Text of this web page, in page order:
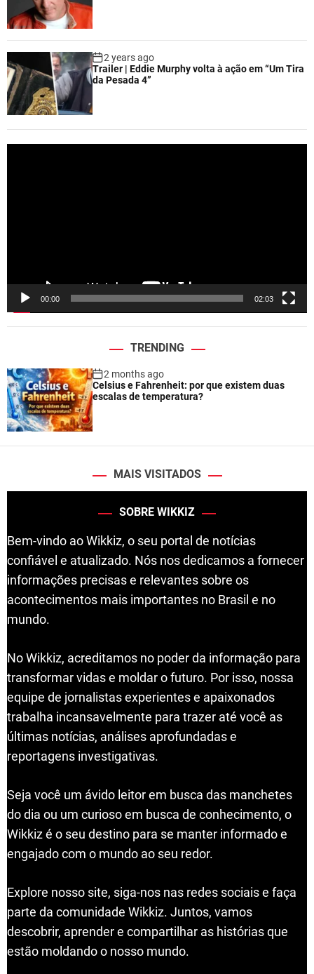
2 years ago
Trailer | Eddie Murphy volta à ação em “Um Tira
da Pesada 4”
00:00 02:03
TRENDING
2 months ago
Celsius e Fahrenheit: por que existem duas
escalas de temperatura?
MAIS VISITADOS
SOBRE WIKKIZ
Bem-vindo ao Wikkiz, o seu portal de notícias
confiável e atualizado. Nós nos dedicamos a fornecer
informações precisas e relevantes sobre os
acontecimentos mais importantes no Brasil e no
mundo.
No Wikkiz, acreditamos no poder da informação para
transformar vidas e moldar o futuro. Por isso, nossa
equipe de jornalistas experientes e apaixonados
trabalha incansavelmente para trazer até você as
últimas notícias, análises aprofundadas e
reportagens investigativas.
Seja você um ávido leitor em busca das manchetes
do dia ou um curioso em busca de conhecimento, o
Wikkiz é o seu destino para se manter informado e
engajado com o mundo ao seu redor.
Explore nosso site, siga-nos nas redes sociais e faça
parte da comunidade Wikkiz. Juntos, vamos
descobrir, aprender e compartilhar as histórias que
estão moldando o nosso mundo.